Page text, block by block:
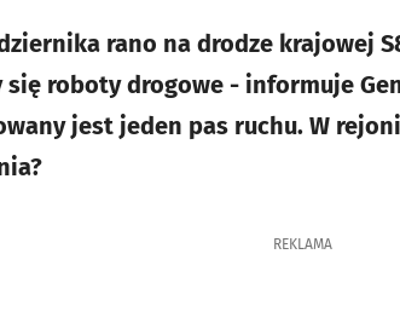
rano na drodze krajowej
się roboty drogowe - informuje
jest jeden pas ruchu. W
REKLAMA